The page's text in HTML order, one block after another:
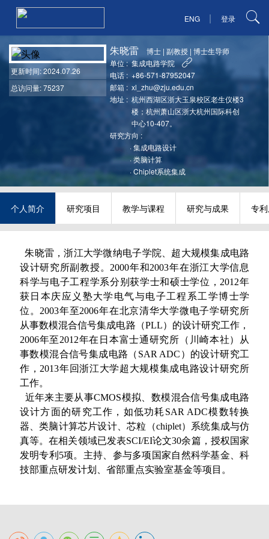
ENG | 登录
更新时间: 2024.07.26
总访问量: 75237
朱晓雷 博士 |副教授 |博士生导师
单位 : 集成电路学院
电话 : +86-571-87952047
邮箱 : xl_zhu@zju.edu.cn
地址 : 杭州西湖区浙大玉泉校区老生仪楼3
楼；杭州萧山区浙大杭州国际科创
中心10-407。
研究方向 :
·集成电路设计
·类脑计算
·Chiplet系统集成
个人简介 研究项目 教学与课程 研究与成果 专
朱晓雷，浙江大学微纳电子学院、超大规模集成电路
设计研究所副教授。2000年和2003年在浙江大学信息
科学与电子工程学系分别获学士和硕士学位，2012年
获日本庆应义塾大学电气与电子工程系工学博士学
位。2003年至2006年在北京清华大学微电子学研究所
从事数模混合信号集成电路（PLL）的设计研究工作，
2006年至2012年在日本富士通研究所（川崎本社）从
事数模混合信号集成电路（SAR ADC）的设计研究工
作，2013年回浙江大学超大规模集成电路设计研究所
工作。
近年来主要从事CMOS模拟、数模混合信号集成电路
设计方面的研究工作，如低功耗SAR ADC模数转换
器、类脑计算芯片设计、芯粒（chiplet）系统集成与仿
真等。在相关领域已发表SCI/EI论文30余篇，授权国家
发明专利5项。主持、参与多项国家自然科学基金、科
技部重点研发计划、省部重点实验室基金等项目。